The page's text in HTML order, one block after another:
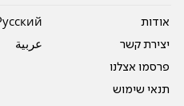
אודות
יצירת קשר
פרסמו אצלנו
תנאי שימוש
عربية